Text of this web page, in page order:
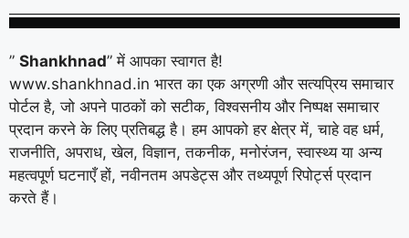
” Shankhnad” में आपका स्वागत है!
www.shankhnad.in भारत का एक अग्रणी और सत्यप्रिय समाचार
पोर्टल है, जो अपने पाठकों को सटीक, विश्वसनीय और निष्पक्ष समाचार
प्रदान करने के लिए प्रतिबद्ध है। हम आपको हर क्षेत्र में, चाहे वह धर्म,
राजनीति, अपराध, खेल, विज्ञान, तकनीक, मनोरंजन, स्वास्थ्य या अन्य
महत्वपूर्ण घटनाएँ हों, नवीनतम अपडेट्स और तथ्यपूर्ण रिपोर्ट्स प्रदान
करते हैं।